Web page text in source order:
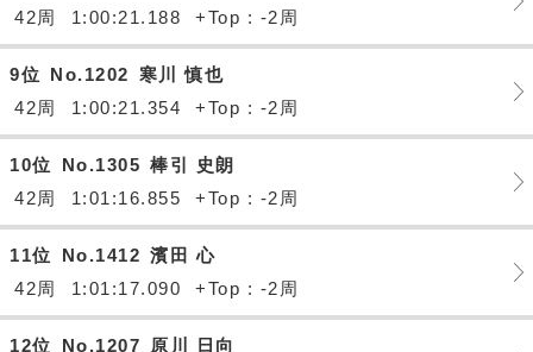
42周
1:00:21.188 +Top : -2周
9位 No.1202 寒川 慎也
42周
1:00:21.354 +Top : -2周
10位 No.1305 棒引 史朗
42周
1:01:16.855 +Top : -2周
11位 No.1412 濱田 心
42周
1:01:17.090 +Top : -2周
12位 No.1207
原川 日向